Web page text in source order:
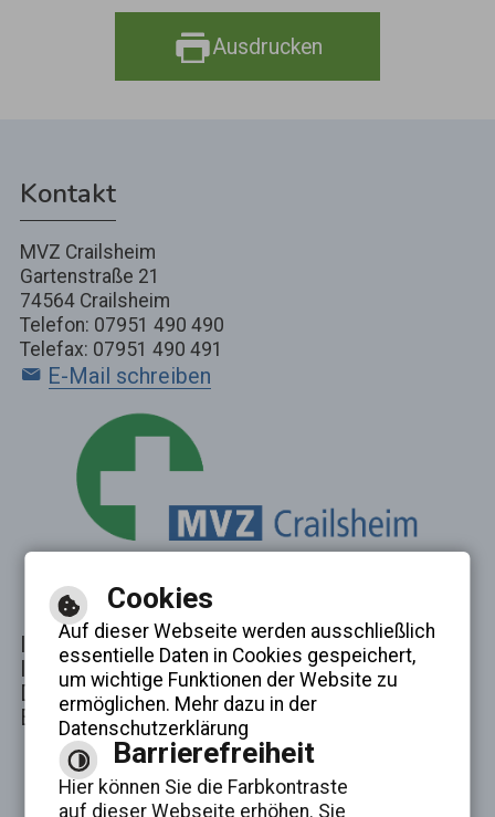
Ausdrucken
Kontakt
MVZ Crailsheim
Gartenstraße 21
74564 Crailsheim
Telefon: 07951 490 490
Telefax: 07951 490 491
E-Mail schreiben
Inhalt
Impressum
Datenschutzerklärung
Erklärung zur Barrierefreiheit
Cookies
Auf dieser Webseite werden ausschließlich
essentielle Daten in Cookies gespeichert,
um wichtige Funktionen der Website zu
ermöglichen. Mehr dazu in der
Datenschutzerklärung
Barrierefreiheit
Hier können Sie die Farbkontraste
auf dieser Webseite erhöhen. Sie